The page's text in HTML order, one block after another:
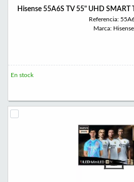
Hisense 55A6S TV 55" UHD SMART
Referencia:
Marca: Hisense
En stock